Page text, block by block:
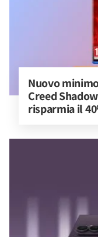
Nuovo
Creed
risparmia il